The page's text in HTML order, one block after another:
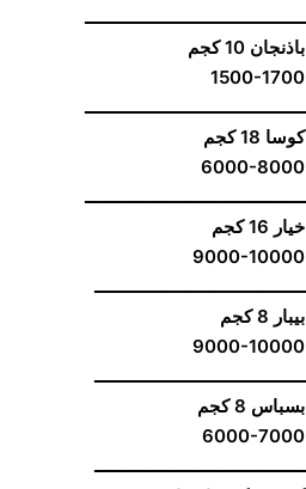
ــــــــــــــــــــــــــــــــــــــــــــــ
باذنجان 10 كجم
1500-1700
ــــــــــــــــــــــــــــــــــــــــــــــ
كوسا 18 كجم
6000-8000
ــــــــــــــــــــــــــــــــــــــــــــــ
خيار 16 كجم
9000-10000
ــــــــــــــــــــــــــــــــــــــــــــ
بيبار 8 كجم
9000-10000
ــــــــــــــــــــــــــــــــــــــــــــ
بسباس 8 كجم
6000-7000
ــــــــــــــــــــــــــــــــــــــــــــ